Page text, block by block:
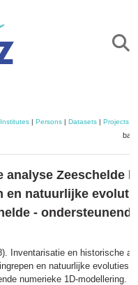
Institutes| Persons| Datasets| Projects|
Zeeschelde
en natuurlijke
- ondersteunende
Inventarisatie en historische
en natuurlijke evoluties
numerieke 1D-modellering.